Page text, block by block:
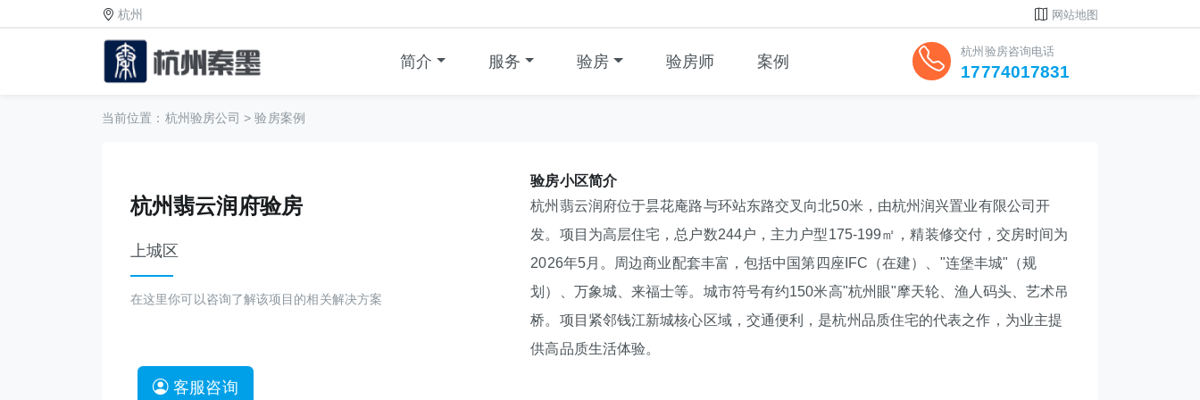
杭州 网站地图
简介 服务 验房 验房师 案例
杭州验房咨询电话
17774017831
当前位置： 杭州验房公司 >验房案例
杭州翡云润府验房
上城区
在这里你可以咨询了解该项目的相关解决方案
客服咨询
验房小区简介
杭州翡云润府位于昙花庵路与环站东路交叉向北50米，由杭州润兴置业有限公司开
发。项目为高层住宅，总户数244户，主力户型175-199㎡，精装修交付，交房时间为
2026年5月。周边商业配套丰富，包括中国第四座IFC（在建）、"连堡丰城"（规
划）、万象城、来福士等。城市符号有约150米高"杭州眼"摩天轮、渔人码头、艺术吊
桥。项目紧邻钱江新城核心区域，交通便利，是杭州品质住宅的代表之作，为业主提
供高品质生活体验。